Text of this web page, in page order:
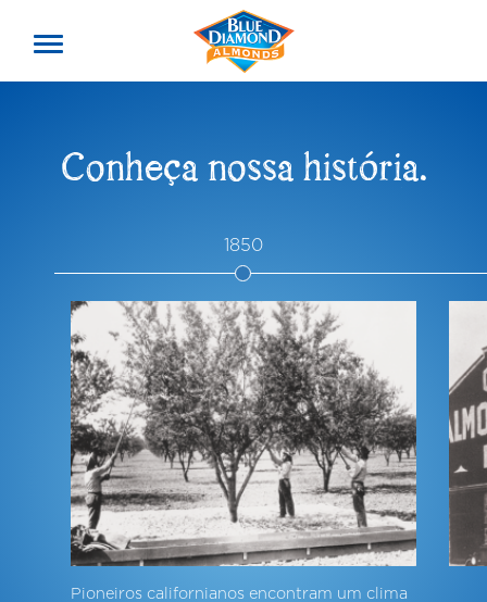
offcanvas
Conheça nossa história.
1850
Pioneiros californianos encontram um clima